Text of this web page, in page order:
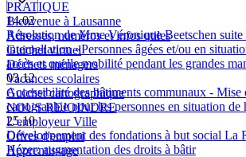
14.02
Résolution de Mme Véronique Beetschen suite
interpellation «Personnes âgées et/ou en
accès et quelle mobilité pendant les grandes
03.12
Accessibilité des bâtiments communaux - Mise
cartographie pour les personnes en situation de
25.10
Développement des fondations à but social La
Hézer: augmentation des droits à bâtir
PRATIQUE
Bienvenue à Lausanne
Adresses, numéros et infos utiles
Guichet virtuel
Déchets ménagers
Vacances scolaires
Guichet cartographique
NOUS REJOINDRE
L'employeur Ville
Offres d'emploi
Apprentissage